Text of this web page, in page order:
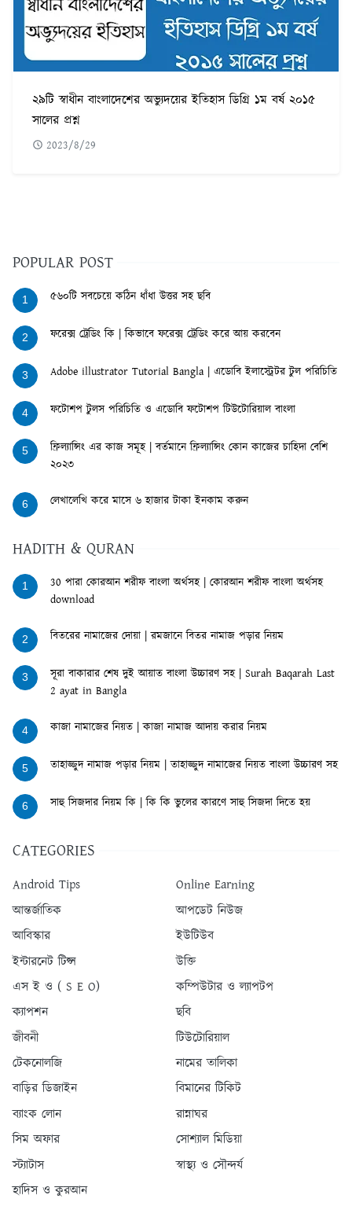
২৯টি স্বাধীন বাংলাদেশের অভ্যুদয়ের ইতিহাস ডিগ্রি ১ম বর্ষ ২০১৫
সালের প্রশ্ন
2023/8/29
POPULAR POST
1 ৫৬০টি সবচেয়ে কঠিন ধাঁধা উত্তর সহ ছবি
2 ফরেক্স ট্রেডিং কি | কিভাবে ফরেক্স ট্রেডিং করে আয় করবেন
3 Adobe illustrator Tutorial Bangla | এডোবি ইলাস্ট্রেটর টুল পরিচিতি
4 ফটোশপ টুলস পরিচিতি ও এডোবি ফটোশপ টিউটোরিয়াল বাংলা
5
ফ্রিল্যান্সিং এর কাজ সমূহ | বর্তমানে ফ্রিল্যান্সিং কোন কাজের চাহিদা বেশি
২০২৩
6 লেখালেখি করে মাসে ৬ হাজার টাকা ইনকাম করুন
HADITH & QURAN
1
30 পারা কোরআন শরীফ বাংলা অর্থসহ | কোরআন শরীফ বাংলা অর্থসহ
download
2 বিতরের নামাজের দোয়া | রমজানে বিতর নামাজ পড়ার নিয়ম
3
সূরা বাকারার শেষ দুই আয়াত বাংলা উচ্চারণ সহ | Surah Baqarah Last
2 ayat in Bangla
4 কাজা নামাজের নিয়ত | কাজা নামাজ আদায় করার নিয়ম
5 তাহাজ্জুদ নামাজ পড়ার নিয়ম | তাহাজ্জুদ নামাজের নিয়ত বাংলা উচ্চারণ সহ
6 সাহু সিজদার নিয়ম কি | কি কি ভুলের কারণে সাহু সিজদা দিতে হয়
CATEGORIES
Android Tips
Online Earning
আন্তর্জাতিক
আপডেট নিউজ
আবিস্কার
ইউটিউব
ইন্টারনেট টিপ্স
উক্তি
এস ই ও ( S E O)
কম্পিউটার ও ল্যাপটপ
ক্যাপশন
ছবি
জীবনী
টিউটোরিয়াল
টেকনোলজি
নামের তালিকা
বাড়ির ডিজাইন
বিমানের টিকিট
ব্যাংক লোন
রান্নাঘর
সিম অফার
সোশ্যাল মিডিয়া
স্ট্যাটাস
স্বাস্থ্য ও সৌন্দর্য
হাদিস ও কুরআন